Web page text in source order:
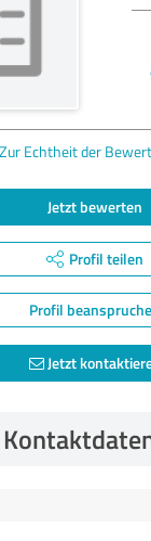
Zur Echtheit der
Jetzt bewerten
Profil teilen
Profil
Jetzt